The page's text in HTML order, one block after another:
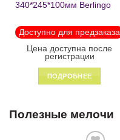
340*245*100мм Berlingo
молнии1246
Доступно для предзаказа
Цена доступна после
регистрации
ПОДРОБНЕЕ
Полезные мелочи